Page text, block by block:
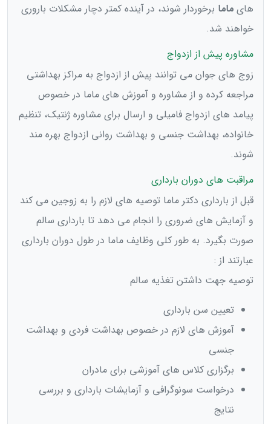
های ماما برخوردار شوند، در آینده کمتر دچار مشکلات باروری
خواهند شد.
مشاوره پیش از ازدواج
زوج های جوان می توانند پیش از ازدواج به مراکز بهداشتی
مراجعه کرده و از مشاوره و آموزش های ماما در خصوص
پیامد های ازدواج فامیلی و ارسال برای مشاوره ژنتیک، تنظیم
خانواده، بهداشت جنسی و بهداشت روانی ازدواج بهره مند
شوند.
مراقبت های دوران بارداری
قبل از بارداری دکتر ماما توصیه های لازم را به زوجین می کند
و آزمایش های ضروری را انجام می دهد تا بارداری سالم
صورت بگیرد. به طور کلی وظایف ماما در طول دوران بارداری
عبارتند از :
توصیه جهت داشتن تغذیه سالم
تعیین سن بارداری
آموزش های لازم در خصوص بهداشت فردی و بهداشت
جنسی
برگزاری کلاس های آموزشی برای مادران
درخواست سونوگرافی و آزمایشات بارداری و بررسی
نتایج